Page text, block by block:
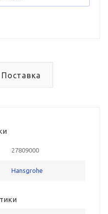
Поставка
27809000
Hansgrohe